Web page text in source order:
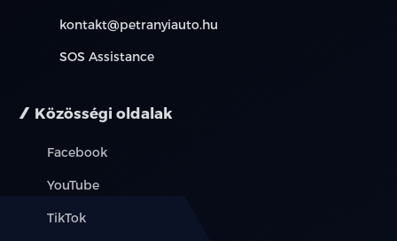
kontakt@petranyiauto.hu
SOS Assistance
Közösségi oldalak
Facebook
YouTube
TikTok